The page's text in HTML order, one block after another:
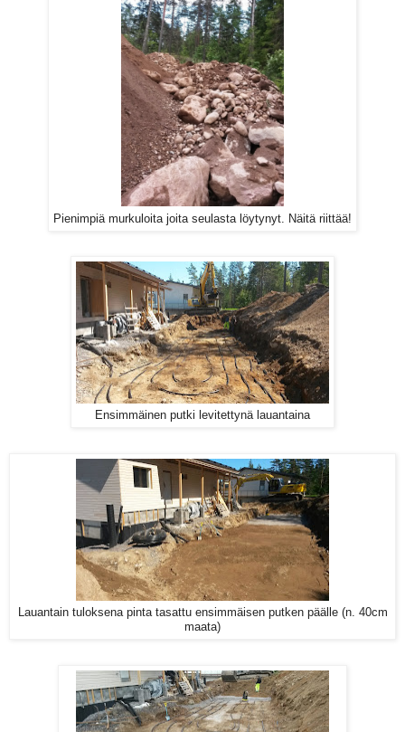
Pienimpiä murkuloita joita seulasta löytynyt. Näitä riittää!
Ensimmäinen putki levitettynä lauantaina
Lauantain tuloksena pinta tasattu ensimmäisen putken päälle (n. 40cm
maata)